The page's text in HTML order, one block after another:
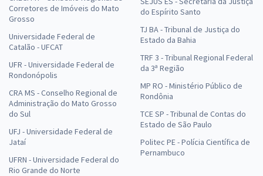
Corretores de Imóveis do Mato
Grosso
Universidade Federal de
Catalão - UFCAT
UFR - Universidade Federal de
Rondonópolis
CRA MS - Conselho Regional de
Administração do Mato Grosso
do Sul
UFJ - Universidade Federal de
Jataí
UFRN - Universidade Federal do
Rio Grande do Norte
do Espírito Santo
TJ BA - Tribunal de Justiça do
Estado da Bahia
TRF 3 - Tribunal Regional Federal
da 3ª Região
MP RO - Ministério Público de
Rondônia
TCE SP - Tribunal de Contas do
Estado de São Paulo
Politec PE - Polícia Científica de
Pernambuco